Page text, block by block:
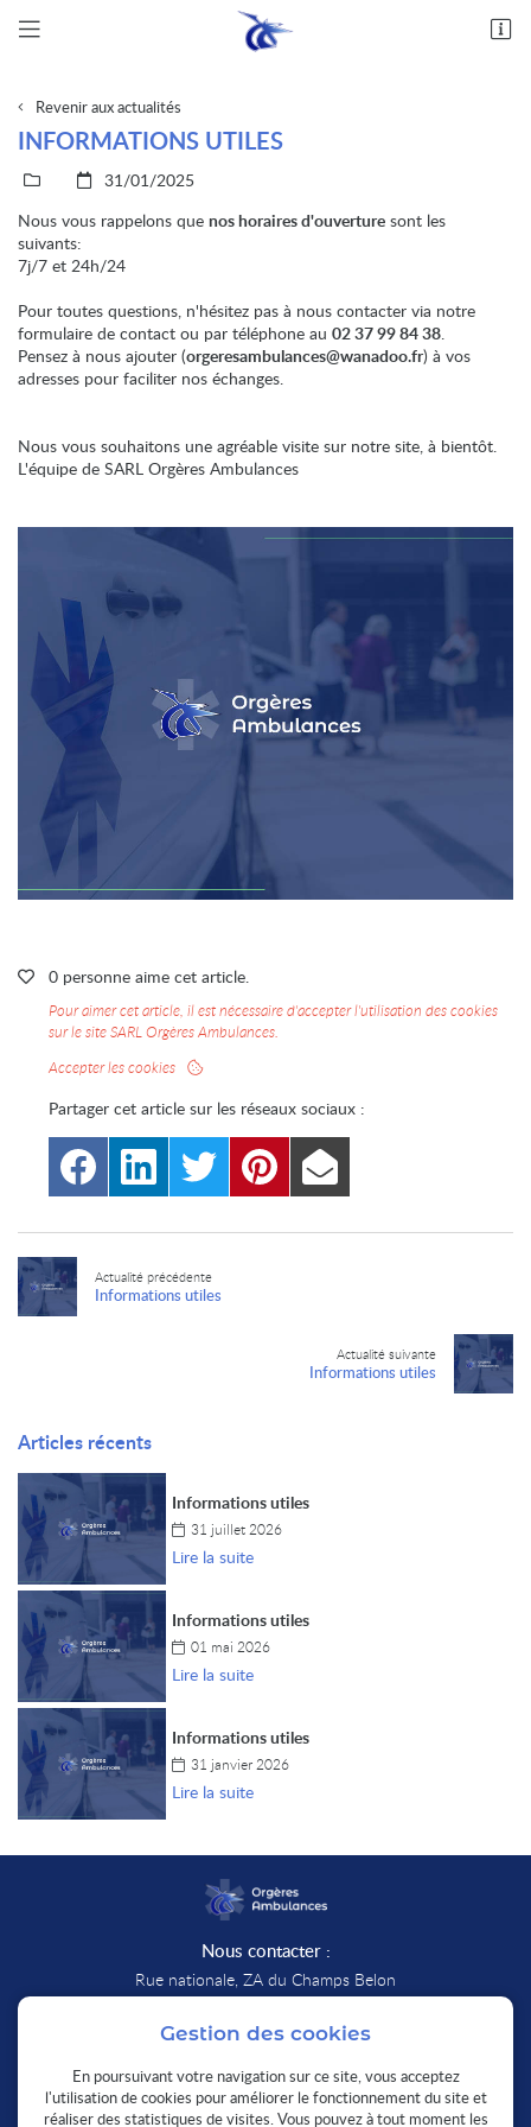
Rue nationale, ZA du Champs Belon
Revenir aux actualités
INFORMATIONS UTILES
31/01/2025
Nous vous rappelons que nos horaires d'ouverture sont les
suivants:
7j/7 et 24h/24
Pour toutes questions, n'hésitez pas à nous contacter via notre
formulaire de contact ou par téléphone au 02 37 99 84 38.
Pensez à nous ajouter (orgeresambulances@wanadoo.fr) à vos
adresses pour faciliter nos échanges.
Nous vous souhaitons une agréable visite sur notre site, à bientôt.
L'équipe de SARL Orgères Ambulances
 0 personne aime cet article.
Pour aimer cet article, il est nécessaire d'accepter l'utilisation des cookies
sur le site SARL Orgères Ambulances.
Accepter les cookies
Partager cet article sur les réseaux sociaux :
Actualité précédente
Informations utiles
Actualité suivante
Informations utiles
Articles récents
Informations utiles
31 juillet 2026
Lire la suite
Informations utiles
01 mai 2026
Lire la suite
Informations utiles
31 janvier 2026
Lire la suite
Nous contacter :
Rue nationale, ZA du Champs Belon
28140 Orgères-en-Beauce
Afficher la carte
02 37 99 84 38
Nous sommes disponibles :
Gestion des cookies
En poursuivant votre navigation sur ce site, vous acceptez
l'utilisation de cookies pour améliorer le fonctionnement du site et
réaliser des statistiques de visites. Vous pouvez à tout moment les